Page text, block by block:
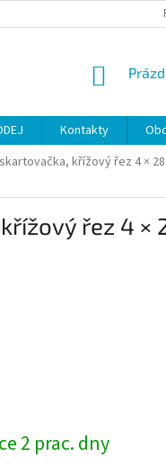
Kontakty
křížový řez 4 ×
řez 4 ×
2 prac. dny